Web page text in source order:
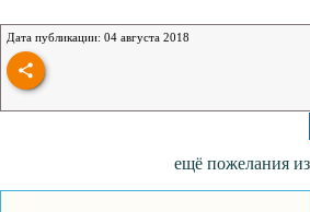
Дата публикации: 04 августа 2018
ещё пожелания из